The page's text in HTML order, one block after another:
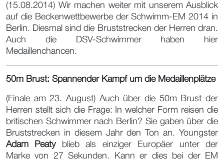
(15.08.2014) Wir machen weiter mit unserem Ausblick
auf die Beckenwettbewerbe der Schwimm-EM 2014 in
Berlin. Diesmal sind die Bruststrecken der Herren dran.
Auch die DSV-Schwimmer haben hier
Medaillenchancen.
50m Brust: Spannender Kampf um die Medaillenplätze
(Finale am 23. August) Auch über die 50m Brust der
Herren stellt sich die Frage: In welcher Form reisen die
britischen Schwimmer nach Berlin? Sie gaben über die
Bruststrecken in diesem Jahr den Ton an. Youngster
Adam Peatyblieb als einziger Europäer unter der
Marke von 27 Sekunden. Kann er dies bei der EM